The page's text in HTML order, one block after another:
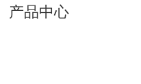
产品中心